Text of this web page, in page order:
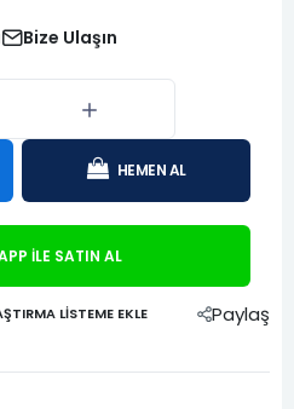
Bize Ulaşın
HEMEN AL
İLE SATIN AL
LISTEME EKLE Paylaş